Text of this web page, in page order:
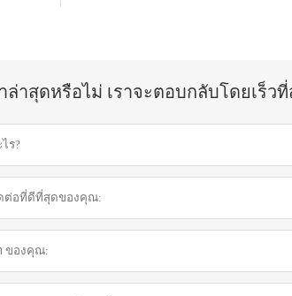
ล่าสุดหรือไม่ เราจะตอบกลับโดยเร็ว